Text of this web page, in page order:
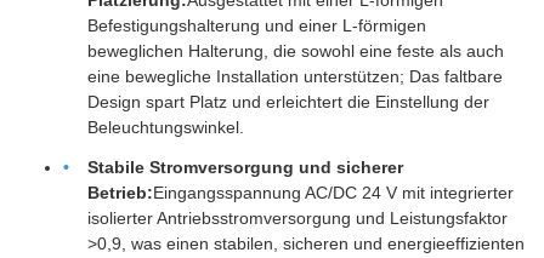
Befestigungshalterung und einer L-förmigen
beweglichen Halterung, die sowohl eine feste als auch
eine bewegliche Installation unterstützen; Das faltbare
Design spart Platz und erleichtert die Einstellung der
Beleuchtungswinkel.
Stabile Stromversorgung und sicherer
Betrieb:Eingangsspannung AC/DC 24 V mit integrierter
isolierter Antriebsstromversorgung und Leistungsfaktor
>0,9, was einen stabilen, sicheren und energieeffizienten